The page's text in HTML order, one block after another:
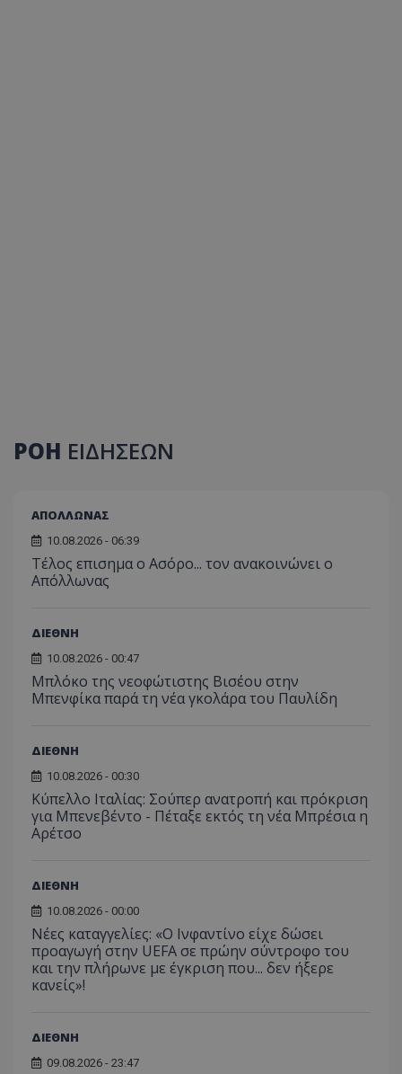
ΡΟΗ ΕΙΔΗΣΕΩΝ
ΑΠΟΛΛΩΝΑΣ
10.08.2026 - 06:39
Tέλος επισημα ο Ασόρο... τον ανακοινώνει ο
Απόλλωνας
ΔΙΕΘΝΗ
10.08.2026 - 00:47
Μπλόκο της νεοφώτιστης Βισέου στην
Μπενφίκα παρά τη νέα γκολάρα του Παυλίδη
ΔΙΕΘΝΗ
10.08.2026 - 00:30
Κύπελλο Ιταλίας: Σούπερ ανατροπή και πρόκριση
για Μπενεβέντο - Πέταξε εκτός τη νέα Μπρέσια η
Αρέτσο
ΔΙΕΘΝΗ
10.08.2026 - 00:00
Νέες καταγγελίες: «Ο Ινφαντίνο είχε δώσει
προαγωγή στην UEFA σε πρώην σύντροφο του
και την πλήρωνε με έγκριση που... δεν ήξερε
κανείς»!
ΔΙΕΘΝΗ
09.08.2026 - 23:47